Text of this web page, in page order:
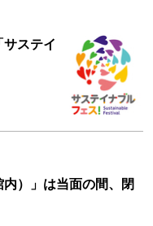
ステイ
内）」は当面の間、閉